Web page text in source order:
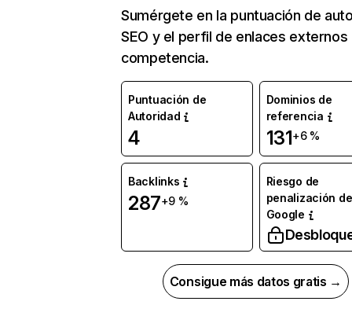
Sumérgete en la puntuación de
SEO y el perfil de enlaces externos
competencia.
Puntuación de
Autoridad
4
Dominios de
referencia
131+6 %
Backlinks
287+9 %
Riesgo de
penalización de
Google
Consigue más datos gratis →